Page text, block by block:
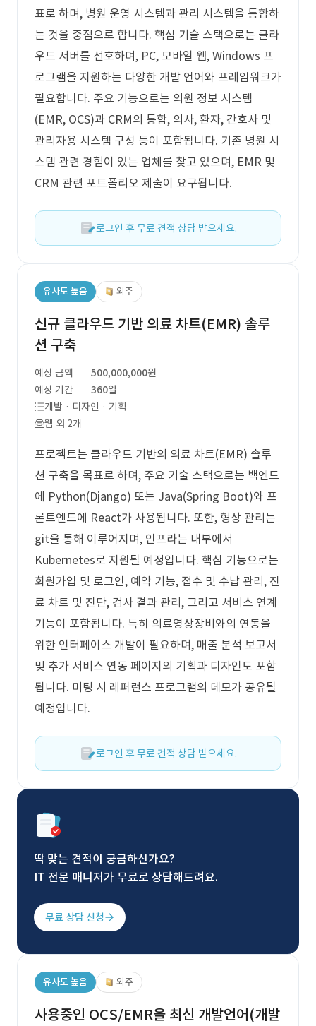
표로 하며, 병원 운영 시스템과 관리 시스템을 통합하
는 것을 중점으로 합니다. 핵심 기술 스택으로는 클라
우드 서버를 선호하며, PC, 모바일 웹, Windows 프
로그램을 지원하는 다양한 개발 언어와 프레임워크가
필요합니다. 주요 기능으로는 의원 정보 시스템
(EMR, OCS)과 CRM의 통합, 의사, 환자, 간호사 및
관리자용 시스템 구성 등이 포함됩니다. 기존 병원 시
스템 관련 경험이 있는 업체를 찾고 있으며, EMR 및
CRM 관련 포트폴리오 제출이 요구됩니다.
로그인 후 무료 견적 상담 받으세요.
유사도 높음 외주
신규 클라우드 기반 의료 차트(EMR) 솔루
션 구축
예상 금액
500,000,000원
예상 기간
360일
개발 · 디자인 · 기획
웹 외 2개
프로젝트는 클라우드 기반의 의료 차트(EMR) 솔루
션 구축을 목표로 하며, 주요 기술 스택으로는 백엔드
에 Python(Django) 또는 Java(Spring Boot)와 프
론트엔드에 React가 사용됩니다. 또한, 형상 관리는
git을 통해 이루어지며, 인프라는 내부에서
Kubernetes로 지원될 예정입니다. 핵심 기능으로는
회원가입 및 로그인, 예약 기능, 접수 및 수납 관리, 진
료 차트 및 진단, 검사 결과 관리, 그리고 서비스 연계
기능이 포함됩니다. 특히 의료영상장비와의 연동을
위한 인터페이스 개발이 필요하며, 매출 분석 보고서
및 추가 서비스 연동 페이지의 기획과 디자인도 포함
됩니다. 미팅 시 레퍼런스 프로그램의 데모가 공유될
예정입니다.
로그인 후 무료 견적 상담 받으세요.
딱 맞는 견적이 궁금하신가요?
IT 전문 매니저가 무료로 상담해드려요.
무료 상담 신청
유사도 높음 외주
사용중인 OCS/EMR을 최신 개발언어(개발